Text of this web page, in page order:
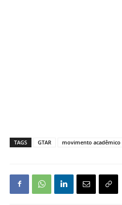
TAGS GTAR movimento acadêmico